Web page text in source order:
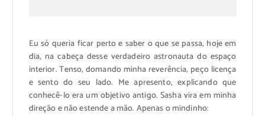
Eu só queria ficar perto e saber o que se passa, hoje em
dia, na cabeça desse verdadeiro astronauta do espaço
interior. Tenso, domando minha reverência, peço licença
e sento do seu lado. Me apresento, explicando que
conhecê-lo era um objetivo antigo. Sasha vira em minha
direção e não estende a mão. Apenas o mindinho: